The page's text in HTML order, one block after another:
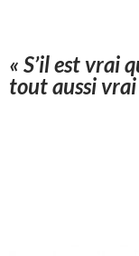
« S’il est vrai
tout aussi